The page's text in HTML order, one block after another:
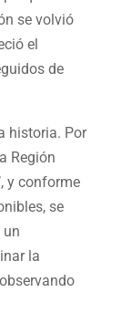
se volvió
el
de
historia. Por
Región
y conforme
se
un
la